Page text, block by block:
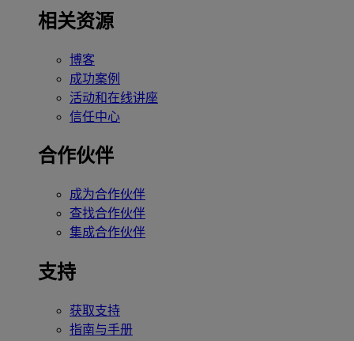
相关资源
博客
成功案例
活动和在线讲座
信任中心
合作伙伴
成为合作伙伴
查找合作伙伴
集成合作伙伴
支持
获取支持
指南与手册